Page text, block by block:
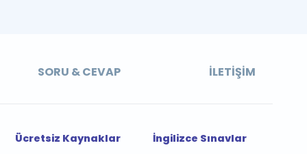
SORU & CEVAP İLETIŞIM
Ücretsiz Kaynaklar
İngilizce Sınavlar